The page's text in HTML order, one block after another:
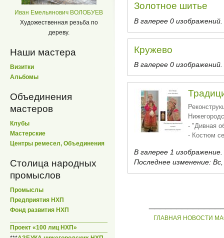
Иван Емельянович ВОЛОБУЕВ
Художественная резьба по
дереву.
Наши мастера
Визитки
Альбомы
Объединения
мастеров
Клубы
Мастерские
Центры ремесел, Объединения
Столица народных
промыслов
Промыслы
Предприятия НХП
Фонд развития НХП
Проект «100 лиц НХП»
Золотное шитье
В галерее 0 изображений.
Кружево
В галерее 0 изображений.
- "Дивная
- Костюм
В галерее 1 изображение.
Последнее изменение:
ГЛАВНАЯ НОВОСТИ